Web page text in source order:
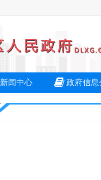
新闻中心 政府信息